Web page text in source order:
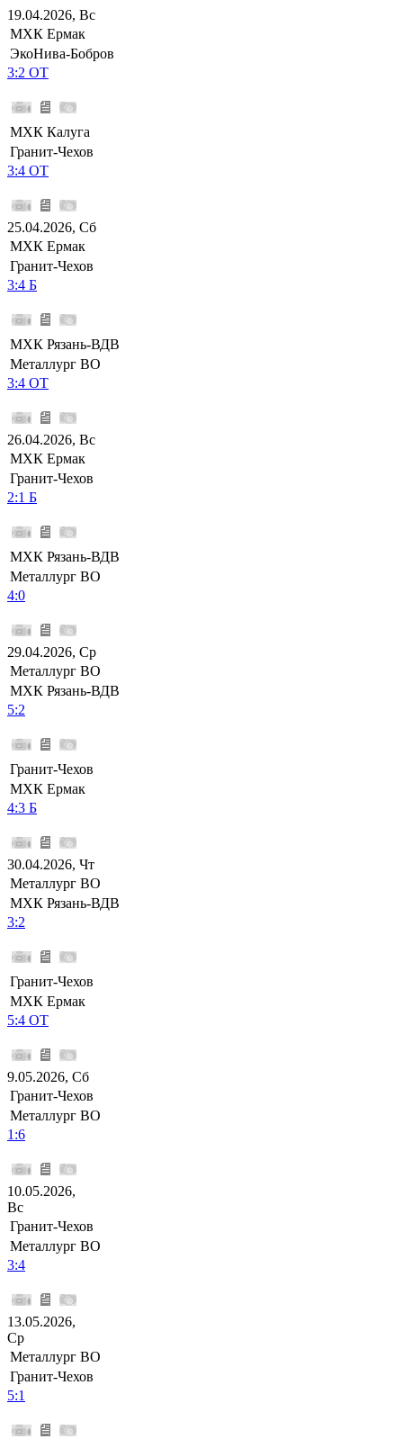
19.04.2026, Вс
МХК Ермак
ЭкоНива-Бобров
3:2 ОТ
МХК Калуга
Гранит-Чехов
3:4 ОТ
25.04.2026, Сб
МХК Ермак
Гранит-Чехов
3:4 Б
МХК Рязань-ВДВ
Металлург ВО
3:4 ОТ
26.04.2026, Вс
МХК Ермак
Гранит-Чехов
2:1 Б
МХК Рязань-ВДВ
Металлург ВО
4:0
29.04.2026, Ср
Металлург ВО
МХК Рязань-ВДВ
5:2
Гранит-Чехов
МХК Ермак
4:3 Б
30.04.2026, Чт
Металлург ВО
МХК Рязань-ВДВ
3:2
Гранит-Чехов
МХК Ермак
5:4 ОТ
9.05.2026, Сб
Гранит-Чехов
Металлург ВО
1:6
10.05.2026,
Вс
Гранит-Чехов
Металлург ВО
3:4
13.05.2026,
Ср
Металлург ВО
Гранит-Чехов
5:1